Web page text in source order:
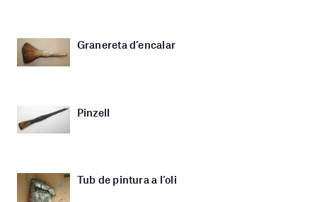
Granereta d’encalar
Pinzell
Tub de pintura a l’oli